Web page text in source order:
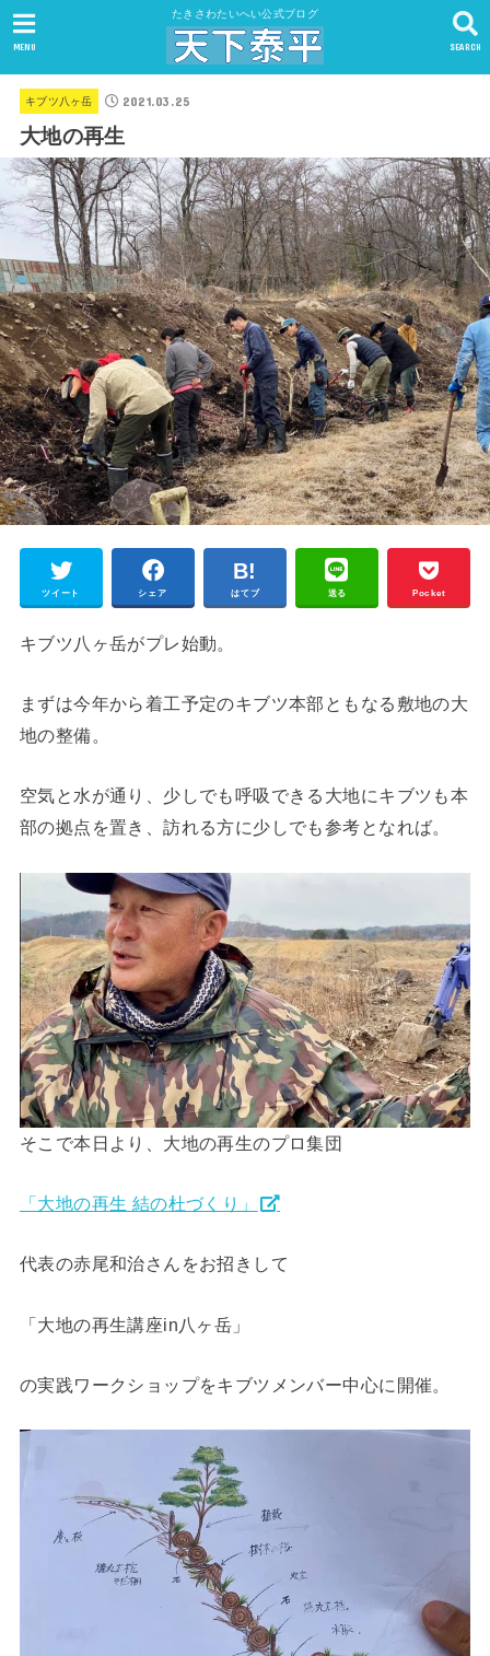
たきさわたいへい公式ブログ
SEARCH
MENU
キブツ八ヶ岳 2021.03.25
大地の再生
ツイート シェア はてブ 送る Pocket
キブツ八ヶ岳がプレ始動。
まずは今年から着工予定のキブツ本部ともなる敷地の大
地の整備。
空気と水が通り、少しでも呼吸できる大地にキブツも本
部の拠点を置き、訪れる方に少しでも参考となれば。
そこで本日より、大地の再生のプロ集団
「大地の再生 結の杜づくり」
代表の赤尾和治さんをお招きして
「大地の再生講座in八ヶ岳」
の実践ワークショップをキブツメンバー中心に開催。